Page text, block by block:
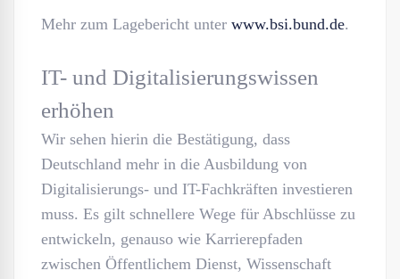
Mehr zum Lagebericht unter www.bsi.bund.de.
IT- und Digitalisierungswissen
erhöhen
Wir sehen hierin die Bestätigung, dass
Deutschland mehr in die Ausbildung von
Digitalisierungs- und IT-Fachkräften investieren
muss. Es gilt schnellere Wege für Abschlüsse zu
entwickeln, genauso wie Karrierepfaden
zwischen Öffentlichem Dienst, Wissenschaft